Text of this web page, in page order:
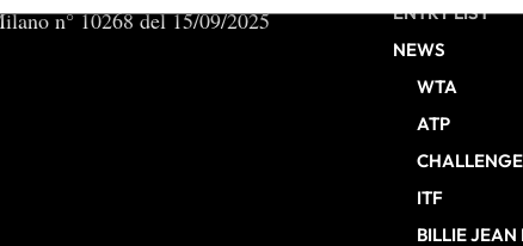
pubblicità e contenuto, Salvare e comunicare le
privacy.
n° 10268 del 15/09/2025
ENTRY LIST
NEWS
WTA
ATP
ITF
BILLIE JEAN